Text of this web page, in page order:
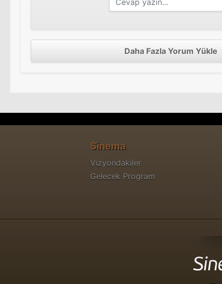
Daha Fazla Yorum Yükle
Sinema
Vizyondakiler
Gelecek Program